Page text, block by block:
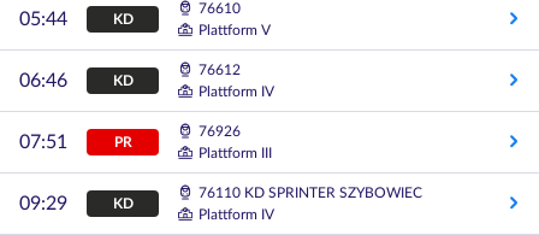
05:44 KD
76610
Plattform V
06:46 KD
76612
Plattform IV
07:51 PR
76926
Plattform III
09:29 KD
76110 KD SPRINTER SZYBOWIEC
Plattform IV